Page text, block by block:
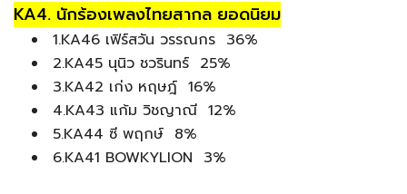
KA4. นักร้องเพลงไทยสากล ยอดนิยม
1.KA46 เฟิร์สวัน วรรณกร 36%
2.KA45 นุนิว ชวรินทร์ 25%
3.KA42 เก่ง หฤษฎ์ 16%
4.KA43 แก้ม วิชญาณี 12%
5.KA44 ซี พฤกษ์ 8%
6.KA41 BOWKYLION 3%